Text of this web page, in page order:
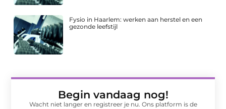
Fysio in Haarlem: werken aan herstel en een
gezonde leefstijl
Begin vandaag nog!
Wacht niet langer en registreer je nu. Ons platform is de